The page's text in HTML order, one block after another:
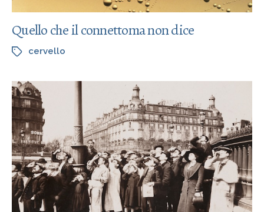
Quello che il connettoma non dice
cervello